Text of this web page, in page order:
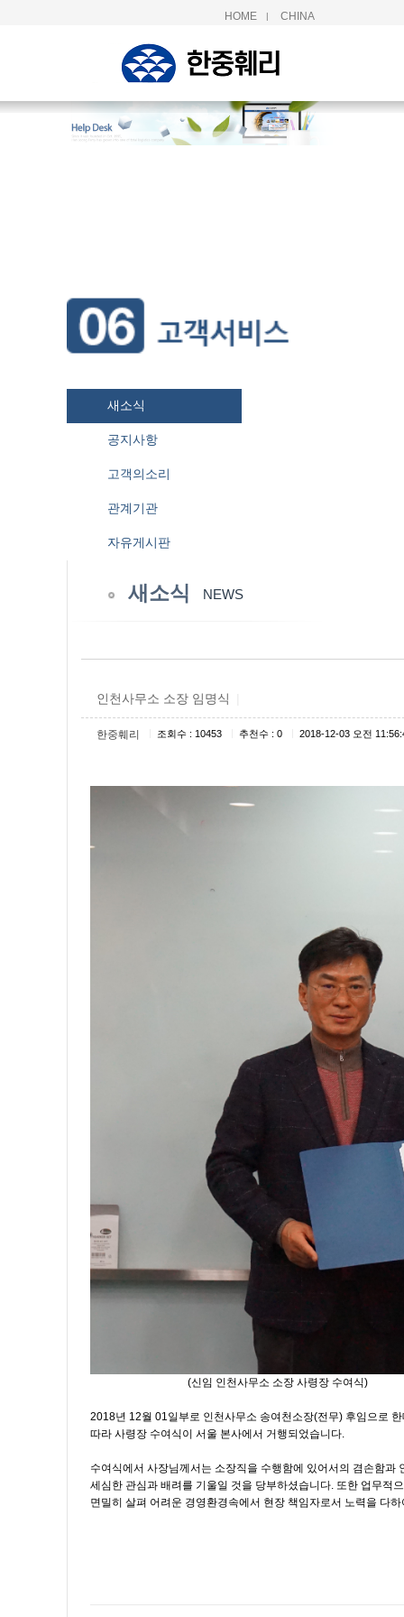
HOME | CHINA
새소식
공지사항
고객의소리
관계기관
자유게시판
새소식 NEWS
인천사무소 소장 임명식
한중훼리 조회수 : 10453 추천수 : 0 2018-12-03 오전
(신임 인천사무소 소장 사령장 수여식)
2018년 12월 01일부로 인천사무소 송여천소장(전무) 후임으로
따라 사령장 수여식이 서울 본사에서 거행되었습니다.
수여식에서 사장님께서는 소장직을 수행함에 있어서의 겸손함과
세심한 관심과 배려를 기울일 것을 당부하셨습니다. 또한 업무적
면밀히 살펴 어려운 경영환경속에서 현장 책임자로서 노력을 다